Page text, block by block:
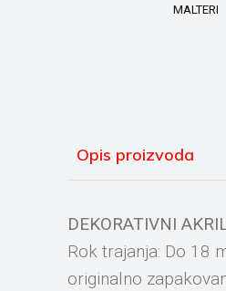
MALTERI
Opis proizvoda
DEKORATIVNI
Rok trajanja: Do 18
originalno